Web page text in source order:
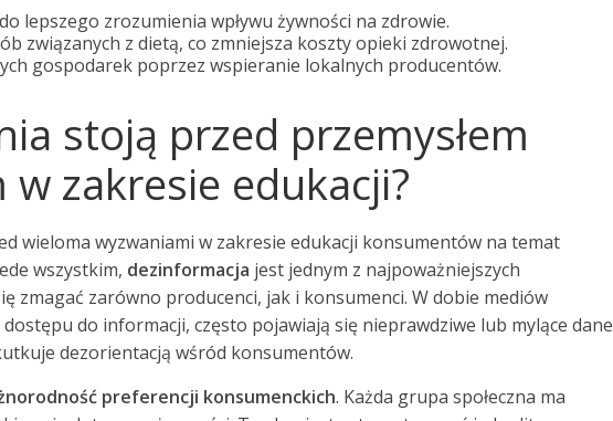
lepszego zrozumienia wpływu żywności na zdrowie.
związanych z dietą, co zmniejsza koszty opieki zdrowotnej.
gospodarek poprzez wspieranie lokalnych producentów.
stoją przed przemysłem
w zakresie edukacji?
wieloma wyzwaniami w zakresie edukacji konsumentów na temat
wszystkim, dezinformacja jest jednym z najpoważniejszych
zmagać zarówno producenci, jak i konsumenci. W dobie mediów
dostępu do informacji, często pojawiają się nieprawdziwe lub mylące dane
dezorientacją wśród konsumentów.
preferencji konsumenckich. Każda grupa społeczna ma